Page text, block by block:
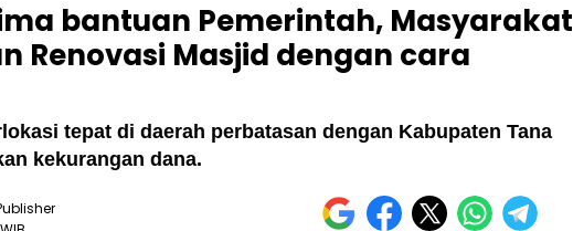
bantuan Pemerintah, Masyarakat
Renovasi Masjid dengan cara
tepat di daerah perbatasan dengan Kabupaten Tana
kekurangan dana.